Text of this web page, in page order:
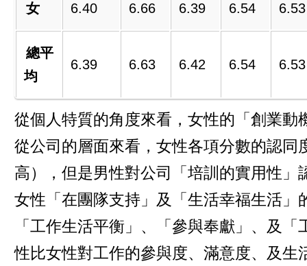
女 6.40 6.66 6.39 6.54 6.53
總平
均
6.39 6.63 6.42 6.54 6.53
從個人特質的角度來看，女性的「創業動
從公司的層面來看，女性各項分數的認同
高），但是男性對公司「培訓的實用性
女性「在團隊支持」及「生活幸福生活」
「工作生活平衡」、「參與奉獻」、及
性比女性對工作的參與度、滿意度、及生